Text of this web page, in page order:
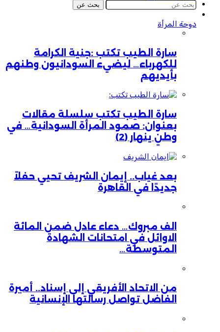
بحث عن
دوحة المرأة
سارة الطيب تكتب :جنية الكرامة
للكهرباء… ليضيء السودانيون وطنهم
بأيديهم
سارة الطيب تكتب سلسلة مقالات
بعنوان: صمود المرأة السودانية… في
وطنٍ ينهار (2)
بعد غياب.. إيمان الشريف تحيي حفلاً
جديدًا في القاهرة
الف مبروك… دعاء عادل ضمن المائة
الاوائل في امتحانات الشهادة
المتوسطة…
من الاتحاد الأفريقي إلى إسناد.. أميرة
الفاضل تواصل رسالتها الإنسانية